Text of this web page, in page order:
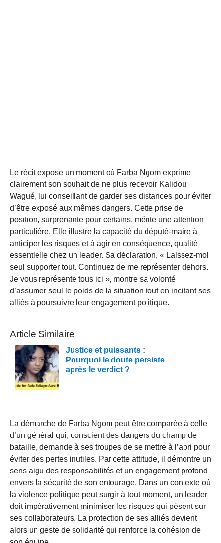
Le récit expose un moment où Farba Ngom exprime
clairement son souhait de ne plus recevoir Kalidou
Wagué, lui conseillant de garder ses distances pour éviter
d’être exposé aux mêmes dangers. Cette prise de
position, surprenante pour certains, mérite une attention
particulière. Elle illustre la capacité du député-maire à
anticiper les risques et à agir en conséquence, qualité
essentielle chez un leader. Sa déclaration, « Laissez-moi
seul supporter tout. Continuez de me représenter dehors.
Je vous représente tous ici », montre sa volonté
d’assumer seul le poids de la situation tout en incitant ses
alliés à poursuivre leur engagement politique.
Article Similaire
Justice et puissants :
Pourquoi le doute persiste
après le verdict ?
La démarche de Farba Ngom peut être comparée à celle
d’un général qui, conscient des dangers du champ de
bataille, demande à ses troupes de se mettre à l’abri pour
éviter des pertes inutiles. Par cette attitude, il démontre un
sens aigu des responsabilités et un engagement profond
envers la sécurité de son entourage. Dans un contexte où
la violence politique peut surgir à tout moment, un leader
doit impérativement minimiser les risques qui pèsent sur
ses collaborateurs. La protection de ses alliés devient
alors un geste de solidarité qui renforce la cohésion de